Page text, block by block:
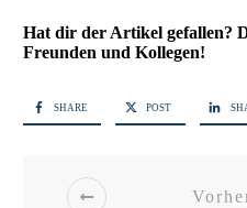
Hat dir der Artikel gefallen?
Freunden und Kollegen!
SHARE POST